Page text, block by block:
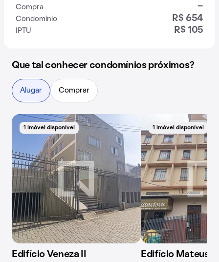
Compra -
Condomínio R$ 654
IPTU R$ 105
Que tal conhecer condomínios próximos?
Alugar Comprar
1 imóvel disponível
Edifício Veneza II
1 imóvel disponível
Edifício Mateus